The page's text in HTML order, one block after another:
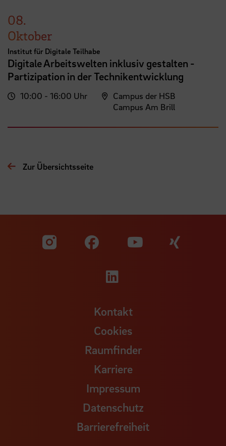
08.
Oktober
Institut für Digitale Teilhabe
Digitale Arbeitswelten inklusiv gestalten -
Partizipation in der Technikentwicklung
10:00 - 16:00 Uhr
Campus der HSB
Campus Am Brill
Zur Übersichtsseite
Zu unserer Facebook
Zu
Zu unserer
Kontakt
Cookies
Raumfinder
Karriere
Impressum
Datenschutz
Barrierefreiheit